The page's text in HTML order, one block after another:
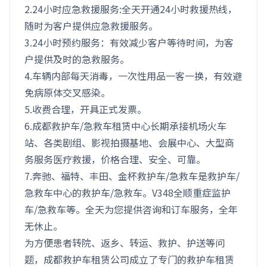
2.24小时应急救援服务:全天开通24小时救援热线，
随时为客户提供应急救援服务。
3.24小时预约服务：有效减少客户等待时间，为客
户提供及时的急救服务。
4.车辆内部每天消毒，一次性用品一客一换，有效避
免病原体交叉感染。
5.收费合理，开具正式发票。
6.成都救护车/急救车租赁中心长期承接机场火车
站、各类剧组、影视拍摄基地、会展中心、大型商
务服务医疗救援，价格合理、安全、可靠。
7.奔驰、福特、丰田、金杯救护车/急救车是救护车/
急救车中心的救护车/急救车。V348全顺重症监护
车/急救车等。全天为您提供咨询和订车服务，全年
无休止。
为方便患者转院、返乡、转运、救护、护送等问
题，成都救护车租赁公司成立了专门的救护车租赁